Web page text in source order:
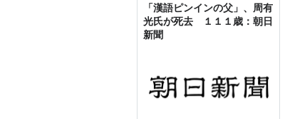
「漢語ピンインの父」、周有
光氏が死去 １１１歳：朝日
新聞